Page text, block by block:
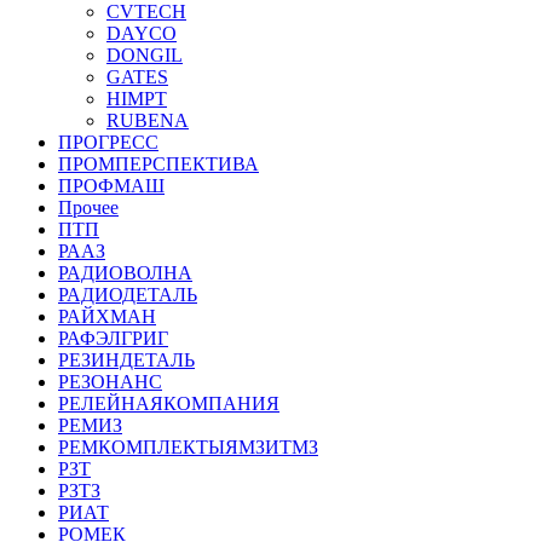
CVTECH
DAYCO
DONGIL
GATES
HIMPT
RUBENA
ПРОГРЕСС
ПРОМПЕРСПЕКТИВА
ПРОФМАШ
Прочее
ПТП
РААЗ
РАДИОВОЛНА
РАДИОДЕТАЛЬ
РАЙХМАН
РАФЭЛГРИГ
РЕЗИНДЕТАЛЬ
РЕЗОНАНС
РЕЛЕЙНАЯКОМПАНИЯ
РЕМИЗ
РЕМКОМПЛЕКТЫЯМЗИТМЗ
РЗТ
РЗТЗ
РИАТ
РОМЕК